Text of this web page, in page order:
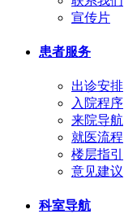
宣传片
患者服务
出诊安排
入院程序
来院导航
就医流程
楼层指引
意见建议
科室导航